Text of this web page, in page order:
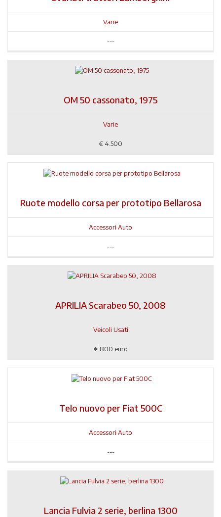
Varie
---
OM 50 cassonato, 1975
Varie
€ 4.500
Ruote modello corsa per prototipo Bellarosa
Accessori Auto
---
APRILIA Scarabeo 50, 2008
Veicoli Usati
€ 800 euro
Telo nuovo per Fiat 500C
Accessori Auto
---
Lancia Fulvia 2 serie, berlina 1300